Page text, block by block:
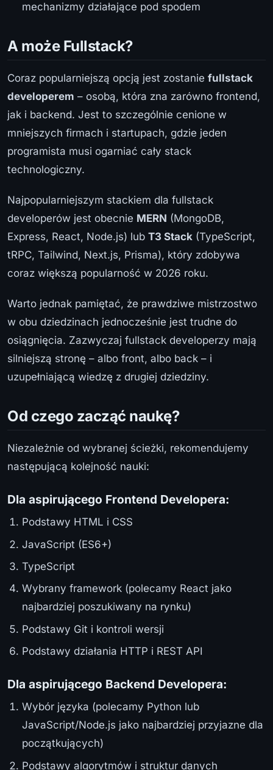
mechanizmy działające pod spodem
A może Fullstack?
Coraz popularniejszą opcją jest zostanie fullstack
developerem – osobą, która zna zarówno frontend,
jak i backend. Jest to szczególnie cenione w
mniejszych firmach i startupach, gdzie jeden
programista musi ogarniać cały stack
technologiczny.
Najpopularniejszym stackiem dla fullstack
developerów jest obecnie MERN (MongoDB,
Express, React, Node.js) lub T3 Stack (TypeScript,
tRPC, Tailwind, Next.js, Prisma), który zdobywa
coraz większą popularność w 2026 roku.
Warto jednak pamiętać, że prawdziwe mistrzostwo
w obu dziedzinach jednocześnie jest trudne do
osiągnięcia. Zazwyczaj fullstack developerzy mają
silniejszą stronę – albo front, albo back – i
uzupełniającą wiedzę z drugiej dziedziny.
Od czego zacząć naukę?
Niezależnie od wybranej ścieżki, rekomendujemy
następującą kolejność nauki:
Dla aspirującego Frontend Developera:
Podstawy HTML i CSS
JavaScript (ES6+)
TypeScript
Wybrany framework (polecamy React jako
najbardziej poszukiwany na rynku)
Podstawy Git i kontroli wersji
Podstawy działania HTTP i REST API
Dla aspirującego Backend Developera:
Wybór języka (polecamy Python lub
JavaScript/Node.js jako najbardziej przyjazne dla
początkujących)
Podstawy algorytmów i struktur danych